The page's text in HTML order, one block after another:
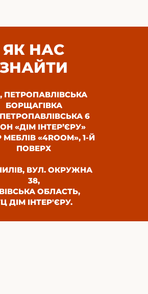
ЯК НАС
ЗНАЙТИ
ПЕТРОПАВЛІВСЬКА
БОРЩАГІВКА
6
«ДІМ ІНТЕР’ЄРУ»
«4ROOM», 1-Й
ПОВЕРХ
ВУЛ. ОКРУЖНА
38,
ОБЛАСТЬ,
ДІМ ІНТЕР'ЄРУ.